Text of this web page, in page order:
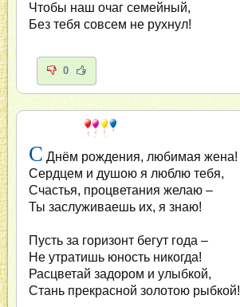
Чтобы наш очаг семейный,
Без тебя совсем не рухнул!
0
С Днём рождения, любимая жена!
Сердцем и душою я люблю тебя,
Счастья, процветания желаю –
Ты заслуживаешь их, я знаю!
Пусть за горизонт бегут года –
Не утратишь юность никогда!
Расцветай задором и улыбкой,
Стань прекрасной золотою рыбкой!